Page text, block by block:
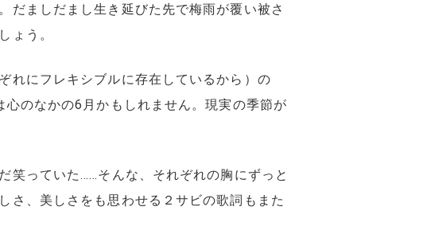
だましだまし生き延びた先で梅雨が覆い被さ
ょう。
れにフレキシブルに存在しているから）の
のなかの6月かもしれません。現実の季節が
笑っていた……そんな、それぞれの胸にずっと
さ、美しさをも思わせる２サビの歌詞もまた